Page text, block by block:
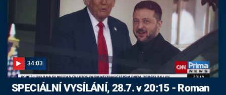
34:03
SPECIÁLNÍ VYSÍLÁNÍ, 28.7. v 20:15 - Roman